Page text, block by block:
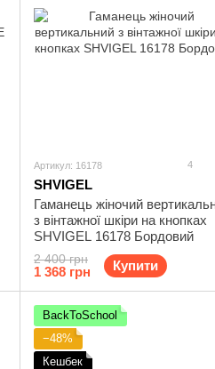
Артикул: 16178 4
SHVIGEL
Гаманець жіночий
з вінтажної шкіри на кнопках
SHVIGEL 16178 Бордовий
2 400 грн
1 368 грн Купити
BackToSchool
−48%
Кешбек